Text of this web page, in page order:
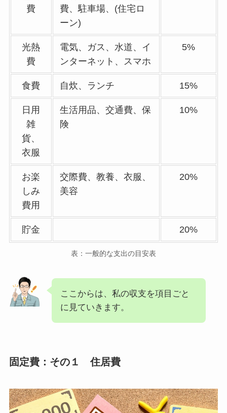
費
費、駐車場、(住宅ロ
ーン)
光熱
費
電気、ガス、水道、イ
ンターネット、スマホ
5%
食費 自炊、ランチ 15%
日用
雑
貨、
衣服
生活用品、交通費、保
険
10%
お楽
しみ
費用
交際費、教養、衣服、
美容
20%
貯金 20%
表：一般的な支出の目安表
ここからは、私の収支を項目ごと
に見ていきます。
固定費：その１ 住居費